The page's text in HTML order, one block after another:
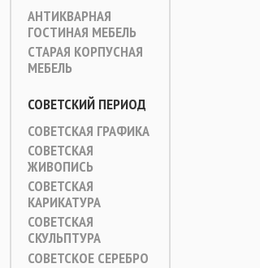
АНТИКВАРНАЯ
ГОСТИНАЯ МЕБЕЛЬ
СТАРАЯ КОРПУСНАЯ
МЕБЕЛЬ
СОВЕТСКИЙ ПЕРИОД
СОВЕТСКАЯ ГРАФИКА
СОВЕТСКАЯ
ЖИВОПИСЬ
СОВЕТСКАЯ
КАРИКАТУРА
СОВЕТСКАЯ
СКУЛЬПТУРА
СОВЕТСКОЕ СЕРЕБРО